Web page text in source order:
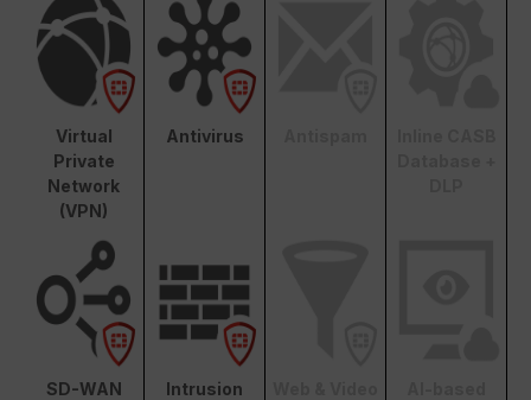
Virtual
Private
Network
(VPN)
Antivirus
SD-WAN
Intrusion